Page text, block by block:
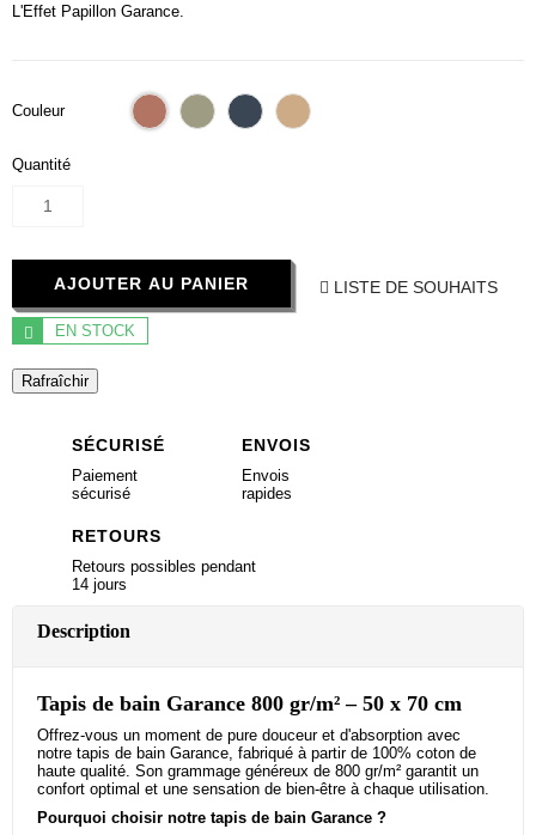
L'Effet Papillon Garance.
Couleur TerracottaRomarinMinuit Camel
Quantité
AJOUTER AU PANIER LISTE DE SOUHAITS
EN STOCK
SÉCURISÉ
Paiement
sécurisé
ENVOIS
Envois
rapides
RETOURS
Retours possibles pendant
14 jours
Description
Tapis de bain Garance 800 gr/m² – 50 x 70 cm
Offrez-vous un moment de pure douceur et d'absorption avec
notre tapis de bain Garance, fabriqué à partir de 100% coton de
haute qualité. Son grammage généreux de 800 gr/m² garantit un
confort optimal et une sensation de bien-être à chaque utilisation.
Pourquoi choisir notre tapis de bain Garance ?